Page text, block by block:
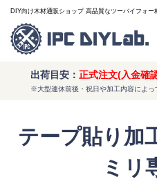
DIY向け木材通販ショップ 高品質なツーバイフォー
出荷目安： 正式注文(入金確
※大型連休前後・祝日や加工内容によっ
テープ貼り加
ミリ